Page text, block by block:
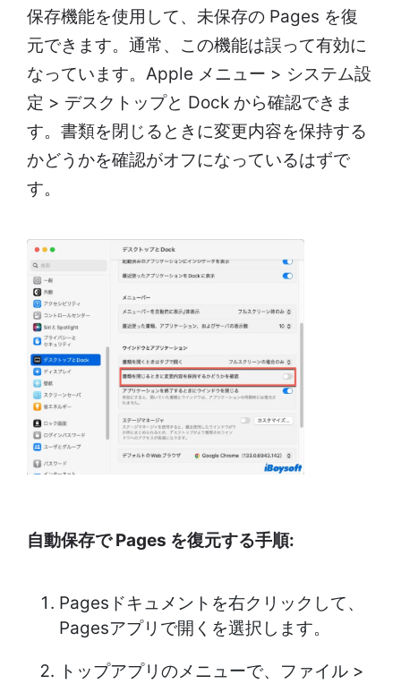
保存機能を使用して、未保存の Pages を復
元できます。通常、この機能は誤って有効に
なっています。Apple メニュー > システム設
定 > デスクトップと Dock から確認できま
す。書類を閉じるときに変更内容を保持する
かどうかを確認がオフになっているはずで
す。
自動保存で Pages を復元する手順:
Pagesドキュメントを右クリックして、
Pagesアプリで開くを選択します。
トップアプリのメニューで、ファイル >